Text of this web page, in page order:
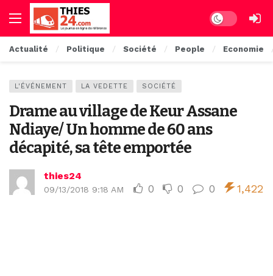
Dark mode
Actualité Politique Société People Economie
L'ÉVÉNEMENT LA VEDETTE SOCIÉTÉ
Drame au village de Keur Assane
Ndiaye/ Un homme de 60 ans
décapité, sa tête emportée
thies24
09/13/2018 9:18 AM 0 0 0 1,422